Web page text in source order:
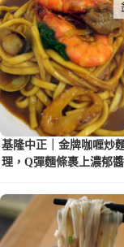
基隆中正｜金牌咖喱炒
理，Q彈麵條裹上濃郁